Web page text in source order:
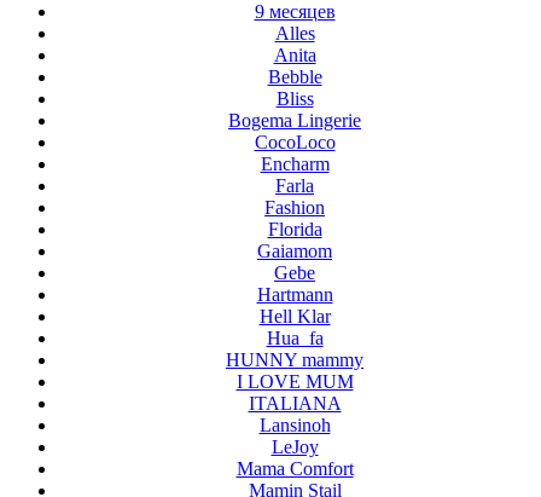
9 месяцев
Alles
Anita
Bebble
Bliss
Bogema Lingerie
CocoLoco
Encharm
Farla
Fashion
Florida
Gaiamom
Gebe
Hartmann
Hell Klar
Hua_fa
HUNNY mammy
I LOVE MUM
ITALIANA
Lansinoh
LeJoy
Mama Comfort
Mamin Stail